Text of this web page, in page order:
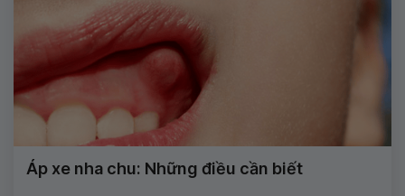
Áp xe nha chu: Những điều cần biết